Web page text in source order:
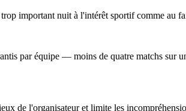
important nuit à l'intérêt sportif comme au
par équipe — moins de quatre matchs sur
de l'organisateur et limite les